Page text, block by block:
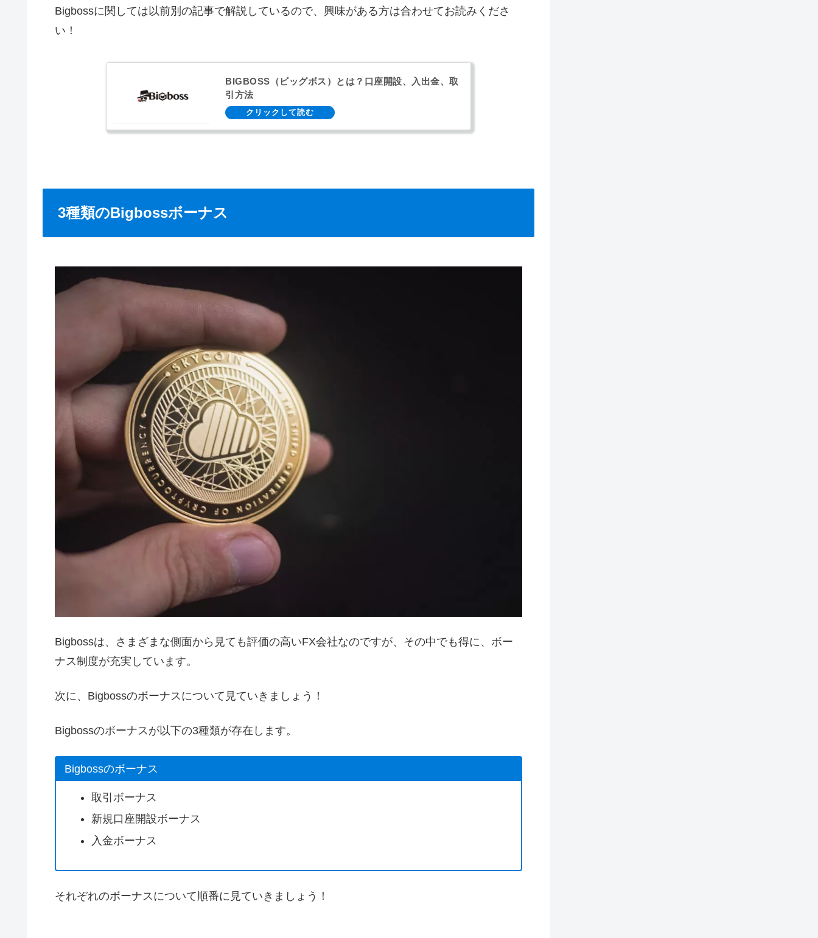
Bigbossに関しては以前別の記事で解説しているので、興味がある方は合わせてお読みくださ
い！
BIGBOSS（ビッグボス）とは？口座開設、入出金、取
引方法
3種類のBigbossボーナス
Bigbossは、さまざまな側面から見ても評価の高いFX会社なのですが、その中でも得に、ボー
ナス制度が充実しています。
次に、Bigbossのボーナスについて見ていきましょう！
Bigbossのボーナスが以下の3種類が存在します。
Bigbossのボーナス
取引ボーナス
新規口座開設ボーナス
入金ボーナス
それぞれのボーナスについて順番に見ていきましょう！